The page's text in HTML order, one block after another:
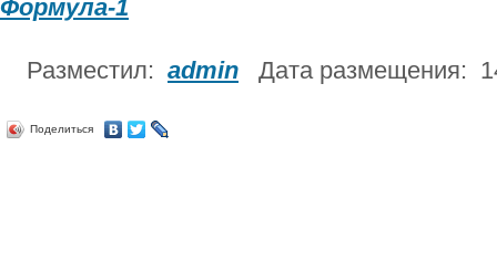
Формула-1
Разместил: admin Дата размещения:
Поделиться